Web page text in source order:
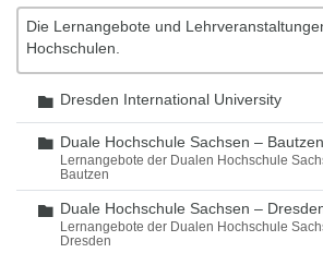
Die Lernangebote und
Hochschulen.
Ordner
Dresden International University
Ordner
Duale Hochschule Sachsen – Bautzen
Lernangebote der Dualen Hochschule
Bautzen
Ordner
Duale Hochschule Sachsen –
Lernangebote der Dualen Hochschule
Dresden